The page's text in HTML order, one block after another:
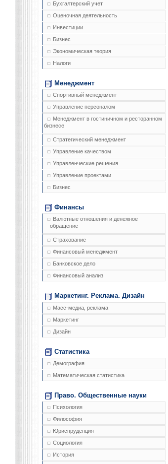
Бухгалтерский учет
Оценочная деятельность
Инвестиции
Бизнес
Экономическая теория
Налоги
Менеджмент
Спортивный менеджмент
Управление персоналом
Менеджмент в гостиничном и ресторанном
бизнесе
Стратегический менеджмент
Управление качеством
Управленческие решения
Управление проектами
Бизнес
Финансы
Валютные отношения и денежное
обращение
Страхование
Финансовый менеджмент
Банковское дело
Финансовый анализ
Маркетинг. Реклама. Дизайн
Масс-медиа, реклама
Маркетинг
Дизайн
Статистика
Демография
Математическая статистика
Право. Общественные науки
Психология
Философия
Юриспруденция
Социология
История